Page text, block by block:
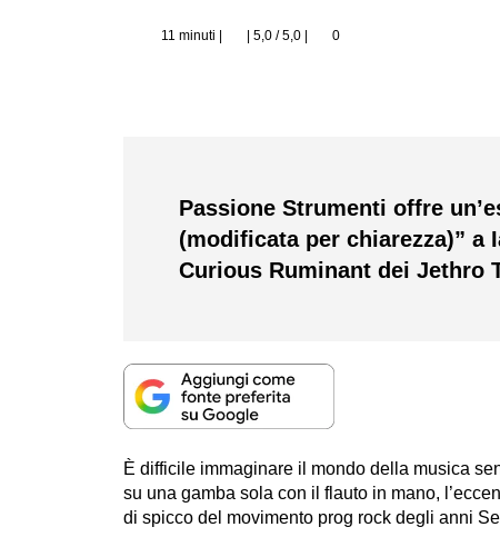
11 minuti | | 5,0 / 5,0 | 0
Passione Strumenti offre
(modificata per chiarezza)” a
Curious Ruminant dei Jethro
È difficile immaginare il mondo della musica
su una gamba sola con il flauto in mano,
di spicco del movimento prog rock degli anni